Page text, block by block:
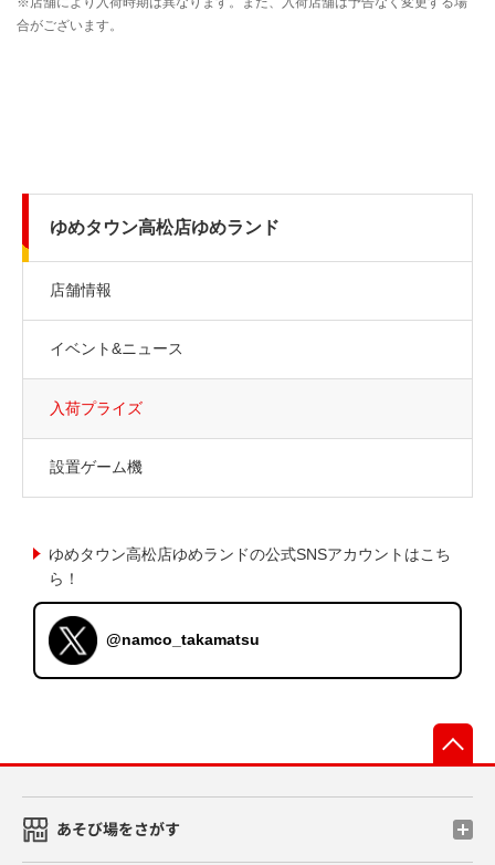
ゆめタウン高松店ゆめランド
店舗情報
イベント&ニュース
入荷プライズ
設置ゲーム機
ゆめタウン高松店ゆめランドの公式SNSアカウントはこち
ら！
@namco_takamatsu
あそび場をさがす